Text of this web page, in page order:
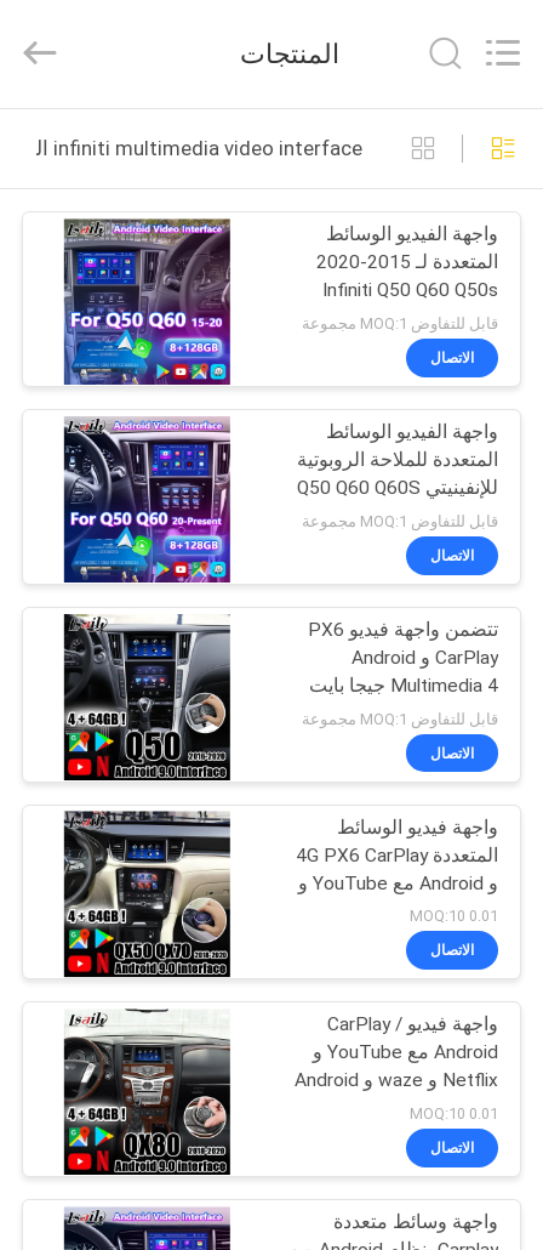
منزل،
بيت
منتجات
أشرطة
فيديو
معلومات
جولة
في
المعمل
مراقبة
الجودة
اتصل
أخبار
حالات
خريطة
الموقع
PRIVACY
Electron
Co.,Ltd.
Reserved.
المنتجات
infiniti multimedia video interface التصنيع عبر الإنترنت
واجهة الفيديو الوسائط
المتعددة لـ 2015-2020
Infiniti Q50 Q60 Q50s
Q50L Q60S
قابل للتفاوض MOQ:1 مجموعة
الاتصال
واجهة الفيديو الوسائط
المتعددة للملاحة الروبوتية
للإنفينيتي Q50 Q60 Q60S
Q50S
قابل للتفاوض MOQ:1 مجموعة
الاتصال
تتضمن واجهة فيديو PX6
CarPlay و Android
Multimedia 4 جيجا بايت
Android auto و Netflix لـ
Infiniti 2015.6-20 Q50
Q60
قابل للتفاوض MOQ:1 مجموعة
الاتصال
واجهة فيديو الوسائط
المتعددة 4G PX6 CarPlay
و Android مع YouTube و
Infiniti QX60 QX80 QX50
0.01 MOQ:10
الاتصال
واجهة فيديو CarPlay /
Android مع YouTube و
Netflix و waze و Android
QX50 QX80
0.01 MOQ:10
الاتصال
واجهة وسائط متعددة